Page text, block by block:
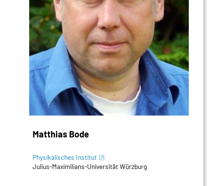
Matthias Bode
Physikalisches Institut
Julius-Maximilians-Universität Würzburg